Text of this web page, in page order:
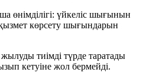
өнімділігі: үйкеліс шығынын
көрсету шығындарын
тиімді түрде таратады
кетуіне жол бермейді.